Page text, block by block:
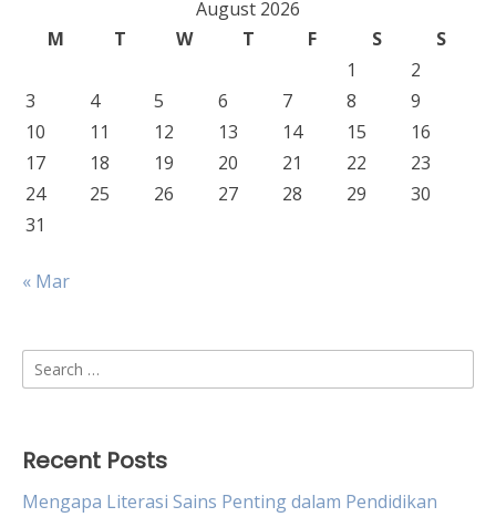
August 2026
M
T W T F S
S
1
2
3
4 5 6 7 8
9
10
11 12 13 14 15
16
17
18 19 20 21 22
23
24
25 26 27 28 29
30
31
« Mar
Search
for:
Recent Posts
Mengapa Literasi Sains Penting dalam Pendidikan